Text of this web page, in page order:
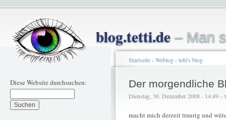
blog.tetti.de– Man
Diese Website durchsuchen:
Startseite› Weblog› tetti's blog
Der morgendliche
Dienstag, 30. Dezember 2008 - 14:49 –
macht mich derzeit traurig und